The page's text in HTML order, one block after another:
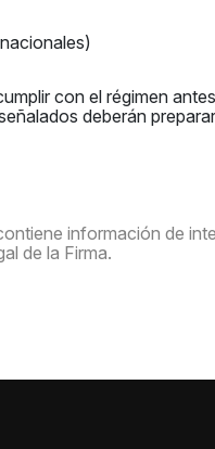
con el régimen
deberán
información de
de la Firma.